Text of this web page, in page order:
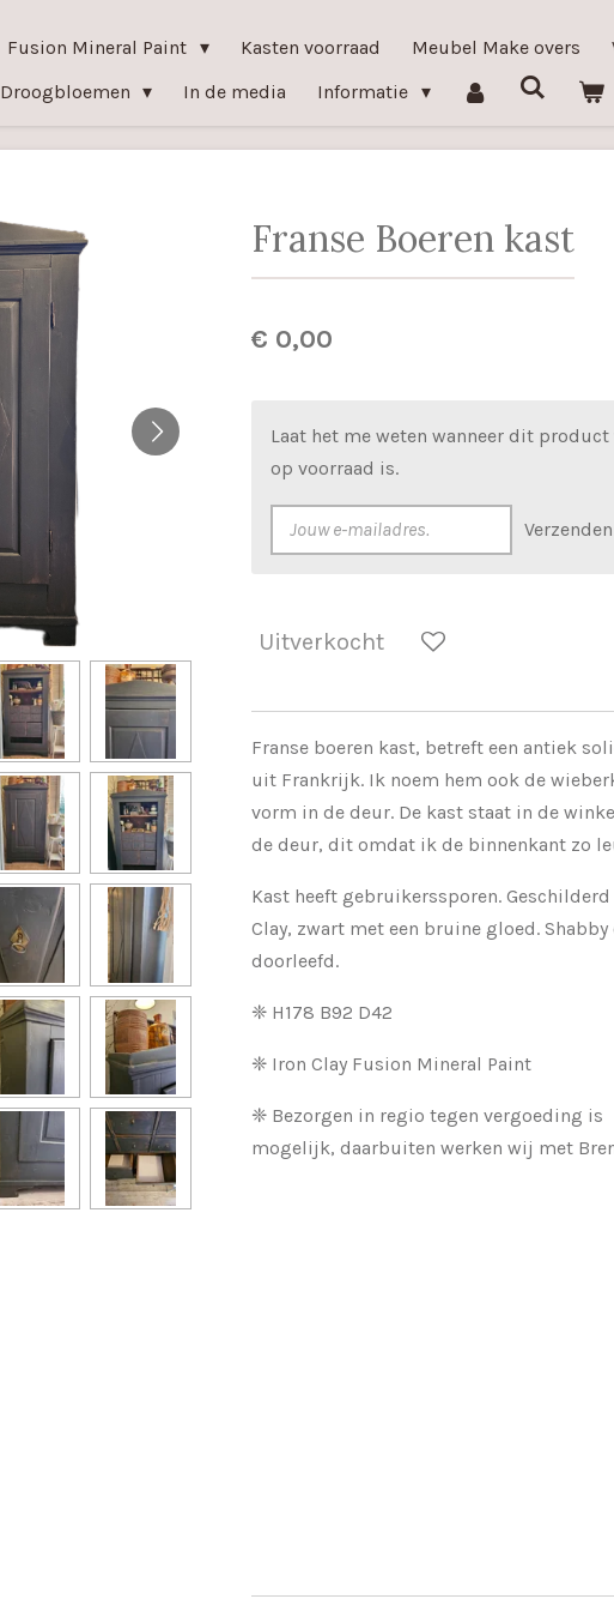
Fusion Mineral Paint Kasten voorraad Meubel Make overs
Droogbloemen In de media Informatie
Franse Boeren kast
€ 0,00
Laat het me weten wanneer dit product
op voorraad is.
Verzenden
Uitverkocht
Franse boeren kast, betreft een antiek
uit Frankrijk. Ik noem hem ook de
vorm in de deur. De kast staat in de
de deur, dit omdat ik de binnenkant zo
Kast heeft gebruikerssporen.
Clay, zwart met een bruine gloed. Shabby
doorleefd.
❈ H178 B92 D42
❈ Iron Clay Fusion Mineral Paint
❈ Bezorgen in regio tegen vergoeding is
mogelijk, daarbuiten werken wij met